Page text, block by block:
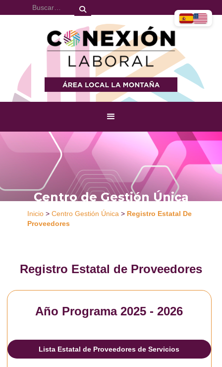
Centro de Gestión Única
Inicio> Centro Gestión Única > Registro Estatal De
Proveedores
Registro Estatal de Proveedores
Año Programa 2025 - 2026
Lista Estatal de Proveedores de Servicios